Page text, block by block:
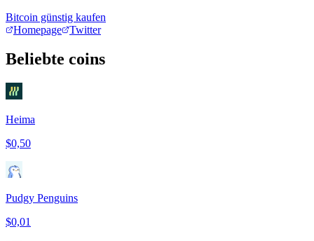
Bitcoin günstig kaufen
Homepage
Twitter
Beliebte coins
Heima
$0,50
Pudgy Penguins
$0,01